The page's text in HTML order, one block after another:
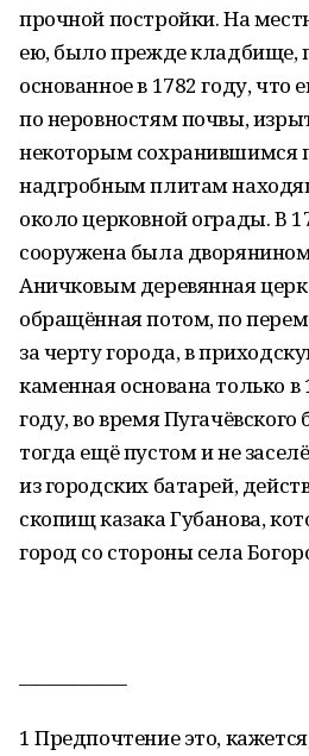
прочной постройки. На
ею, было прежде кладбище,
основанное в 1782 году, что
по неровностям почвы,
некоторым сохранившимся
надгробным плитам
около церковной ограды. В
сооружена была
Аничковым деревянная
обращённая потом, по
за черту города, в
каменная основана только в
году, во время Пугачёвского
тогда ещё пустом и не
из городских батарей,
скопищ казака Губанова,
город со стороны села
1 Предпочтение это,